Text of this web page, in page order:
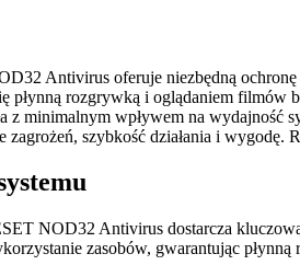
Antivirus oferuje niezbędną ochronę
płynną rozgrywką i oglądaniem
z minimalnym wpływem na
szybkość działania i wygodę.
NOD32 Antivirus dostarcza
zasobów, gwarantując płynną